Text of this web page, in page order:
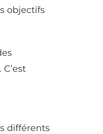
objectifs
différents